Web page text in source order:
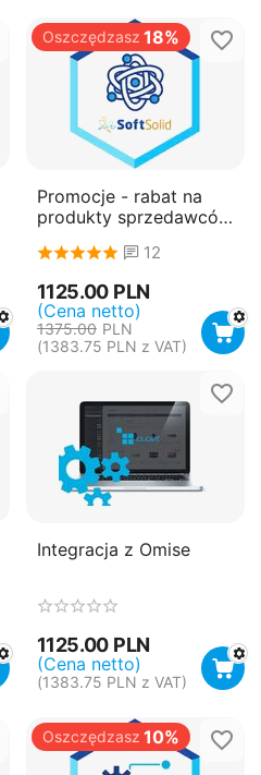
Oszczędzasz 18%
Promocje - rabat na
produkty sprzedawców
12
1375.00 PLN
1125.00 PLN
(Cena netto)
(1383.75 PLN z VAT)
Integracja z Omise
1125.00 PLN
(Cena netto)
(1383.75 PLN z VAT)
Oszczędzasz 10%